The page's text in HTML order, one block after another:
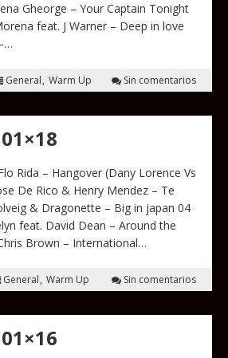
Gheorge – Your Captain Tonight
feat. J Warner – Deep in love
General Warm Up Sin comentarios
Rida – Hangover (Dany Lorence Vs
De Rico & Henry Mendez – Te
& Dragonette – Big in japan 04
feat. David Dean – Around the
Brown – International…
General Warm Up Sin comentarios